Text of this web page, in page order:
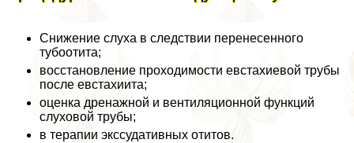
Снижение слуха в следствии перенесенного
тубоотита;
восстановление проходимости евстахиевой трубы
после евстахиита;
оценка дренажной и вентиляционной функций
слуховой трубы;
в терапии экссудативных отитов.